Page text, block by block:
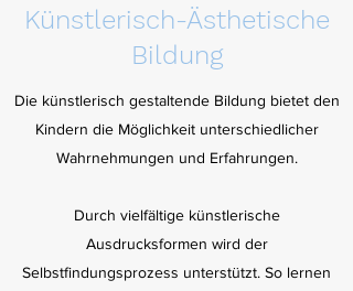
Künstlerisch-Ästhetische
Bildung
Die künstlerisch gestaltende Bildung bietet den
Kindern die Möglichkeit unterschiedlicher
Wahrnehmungen und Erfahrungen.
Durch vielfältige künstlerische
Ausdrucksformen wird der
Selbstfindungsprozess unterstützt. So lernen